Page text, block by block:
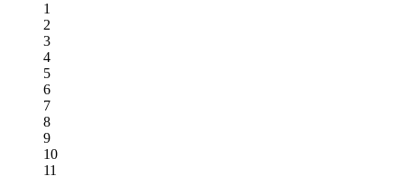
1
2
3
4
5
6
7
8
9
10
11